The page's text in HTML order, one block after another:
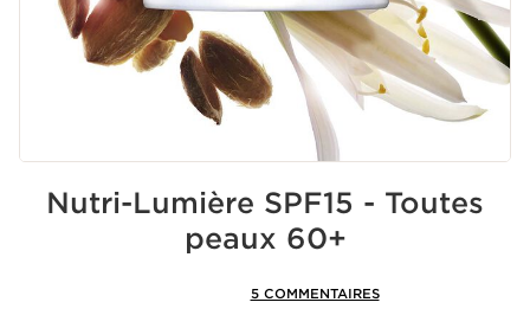
Nutri-Lumière SPF15 - Toutes
peaux 60+
5 COMMENTAIRES